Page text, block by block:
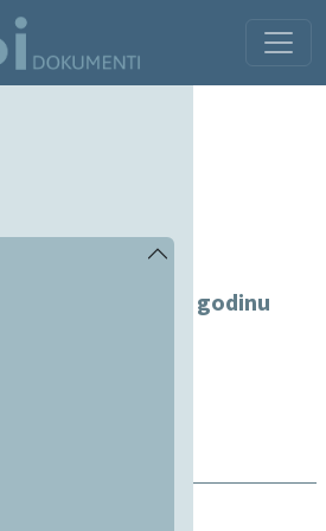
izvještaji za 2017. godinu
za 2017. godinu